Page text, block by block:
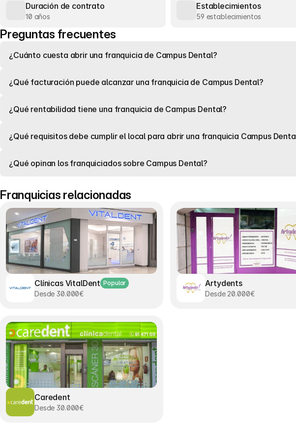
Duración de contrato
10 años
Establecimientos
59 establecimientos
Preguntas frecuentes
¿Cuánto cuesta abrir una franquicia de Campus Dental?
¿Qué facturación puede alcanzar una franquicia de Campus Dental?
¿Qué rentabilidad tiene una franquicia de Campus Dental?
¿Qué requisitos debe cumplir el local para abrir una franquicia Campus
¿Qué opinan los franquiciados sobre Campus Dental?
Franquicias relacionadas
Clínicas VitalDent Popular
Desde 30.000€
Artydents
Desde 20.000€
Caredent
Desde 30.000€